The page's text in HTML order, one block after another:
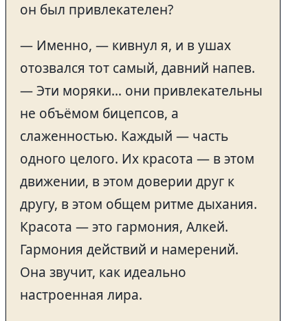
он был привлекателен?
— Именно, — кивнул я, и в ушах
отозвался тот самый, давний напев.
— Эти моряки… они привлекательны
не объёмом бицепсов, а
слаженностью. Каждый — часть
одного целого. Их красота — в этом
движении, в этом доверии друг к
другу, в этом общем ритме дыхания.
Красота — это гармония, Алкей.
Гармония действий и намерений.
Она звучит, как идеально
настроенная лира.